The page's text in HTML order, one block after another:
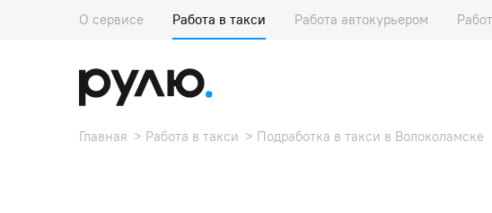
О сервисе Работа в такси Работа автокурьером
Главная Работа в такси Подработка в такси в Волоколамске